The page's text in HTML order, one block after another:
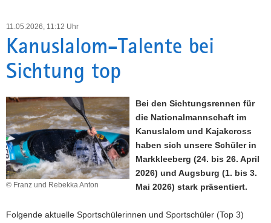
g
e
i
f
n
d
e
N
a
v
a
g
a
t
i
o
te
c
h
11.05.2026, 11:12 Uhr
Kanuslalom-Talente bei
Sichtung top
© Franz und Rebekka Anton
Bei den Sichtungsrennen für
die Nationalmannschaft im
Kanuslalom und Kajakcross
haben sich unsere Schüler in
Markkleeberg (24. bis 26. April
2026) und Augsburg (1. bis 3.
Mai 2026) stark präsentiert.
Folgende aktuelle Sportschülerinnen und Sportschüler (Top 3)